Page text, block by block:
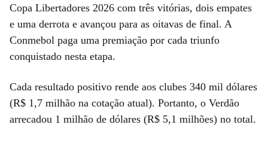
Copa Libertadores 2026 com três vitórias, dois empates
e uma derrota e avançou para as oitavas de final. A
Conmebol paga uma premiação por cada triunfo
conquistado nesta etapa.
Cada resultado positivo rende aos clubes 340 mil dólares
(R$ 1,7 milhão na cotação atual). Portanto, o Verdão
arrecadou 1 milhão de dólares (R$ 5,1 milhões) no total.